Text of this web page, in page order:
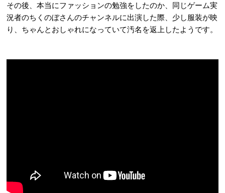
その後、本当にファッションの勉強をしたのか、同じゲーム実
況者のちくのぼさんのチャンネルに出演した際、少し服装が映
り、ちゃんとおしゃれになっていて汚名を返上したようです。